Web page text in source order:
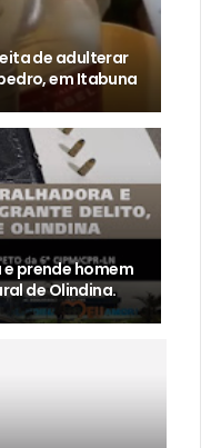
de adulterar
em Itabuna
prende homem
de Olindina.